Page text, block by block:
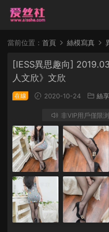
當前位置： 首頁 絲模寫真
[IESS異思趣向]
人文欣》文欣
在線 2020-10-24 絲
非VIP用戶僅限